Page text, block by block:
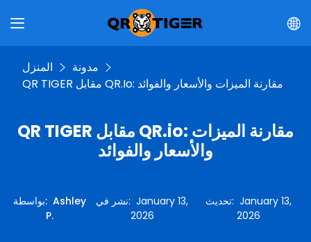
المنزل
مدونة
QR TIGER مقابل QR.io: مقارنة الميزات والأسعار والفوائد
QR TIGER مقابل QR.io: مقارنة الميزات
والأسعار والفوائد
بواسطة: Ashley
P.
نشر في:January 13,
2026
تحديث: January 13,
2026